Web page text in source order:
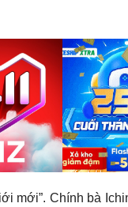
mới”. Chính bà